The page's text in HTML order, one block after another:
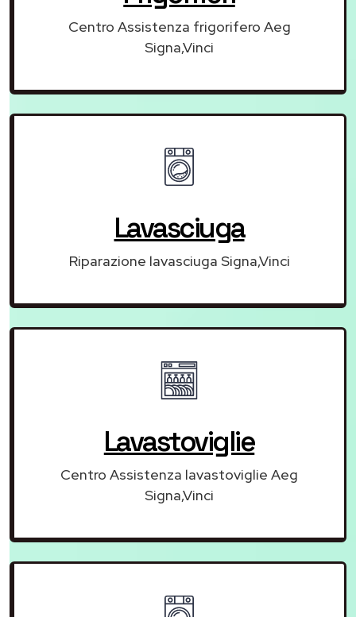
Centro Assistenza frigorifero Aeg
Signa,Vinci
Lavasciuga
Riparazione lavasciuga Signa,Vinci
Lavastoviglie
Centro Assistenza lavastoviglie Aeg
Signa,Vinci